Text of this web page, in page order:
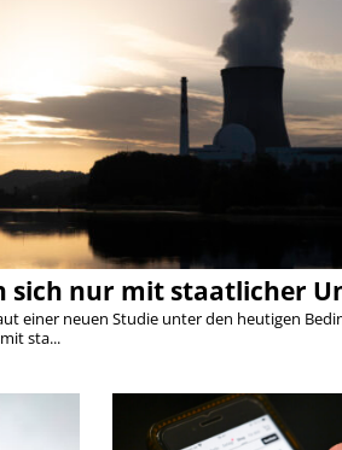
sich nur mit staatlicher
einer neuen Studie unter den heutigen
sta...